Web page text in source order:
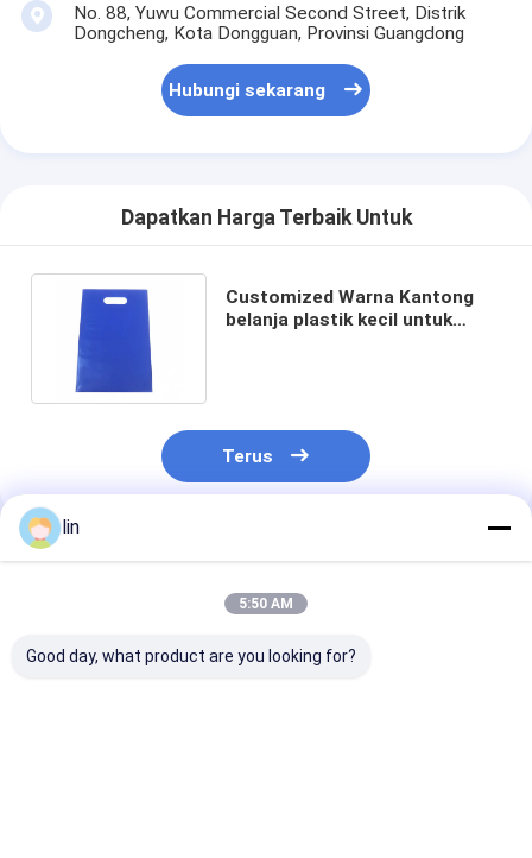
No. 88, Yuwu Commercial Second Street, Distrik
Dongcheng, Kota Dongguan, Provinsi Guangdong
Hubungi sekarang
Dapatkan Harga Terbaik Untuk
Customized Warna Kantong
belanja plastik kecil untuk
Terus
Rekomendasi Produk
lin
5:50 AM
Good day, what product are you looking for?